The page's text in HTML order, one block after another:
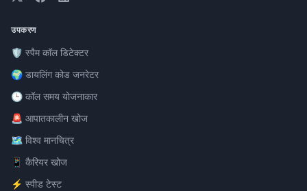
उपकरण
🛡️ स्पैम कॉल डिटेक्टर
🌍 डायलिंग कोड जनरेटर
🕒 कॉल समय योजनाकार
🚨 आपातकालीन खोज
🗺️ विश्व मानचित्र
📱 कैरियर खोज
⚡ स्पीड टेस्ट